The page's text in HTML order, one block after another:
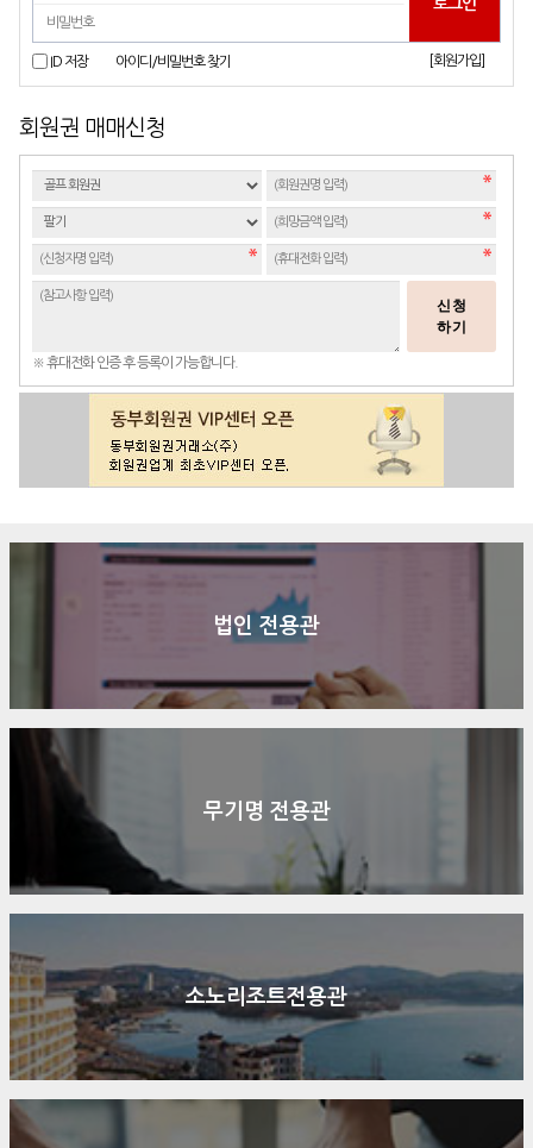
ID 저장 아이디/비밀번호 찾기 [회원가입]
회원권 매매신청
신청
하기
※ 휴대전화 인증 후 등록이 가능합니다.
법인 전용관
무기명 전용관
소노리조트전용관